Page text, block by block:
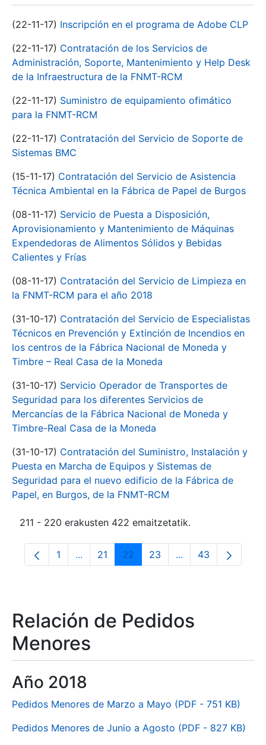
(22-11-17) Inscripción en el programa de Adobe CLP
(22-11-17) Contratación de los Servicios de
Administración, Soporte, Mantenimiento y Help Desk
de la Infraestructura de la FNMT-RCM
(22-11-17) Suministro de equipamiento ofimático
para la FNMT-RCM
(22-11-17) Contratación del Servicio de Soporte de
Sistemas BMC
(15-11-17) Contratación del Servicio de Asistencia
Técnica Ambiental en la Fábrica de Papel de Burgos
(08-11-17) Servicio de Puesta a Disposición,
Aprovisionamiento y Mantenimiento de Máquinas
Expendedoras de Alimentos Sólidos y Bebidas
Calientes y Frías
(08-11-17) Contratación del Servicio de Limpieza en
la FNMT-RCM para el año 2018
(31-10-17) Contratación del Servicio de Especialistas
Técnicos en Prevención y Extinción de Incendios en
los centros de la Fábrica Nacional de Moneda y
Timbre – Real Casa de la Moneda
(31-10-17) Servicio Operador de Transportes de
Seguridad para los diferentes Servicios de
Mercancías de la Fábrica Nacional de Moneda y
Timbre-Real Casa de la Moneda
(31-10-17) Contratación del Suministro, Instalación y
Puesta en Marcha de Equipos y Sistemas de
Seguridad para el nuevo edificio de la Fábrica de
Papel, en Burgos, de la FNMT-RCM
211 - 220 erakusten 422 emaitzetatik.
Orrialdea
1 ...Intermediate Pages Use TAB to navigate.
Orrialdea
21 Orrialdea
22 Orrialdea
23 ...Intermediate
Orrialdea
43
Relación de Pedidos
Menores
Año 2018
Pedidos Menores de Marzo a Mayo (PDF - 751 KB)
Pedidos Menores de Junio a Agosto (PDF - 827 KB)